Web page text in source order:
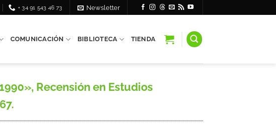
+ 34 91 543 46 73 Newsletter
COMUNICACIÓN BIBLIOTECA TIENDA
Recensión en Estudios